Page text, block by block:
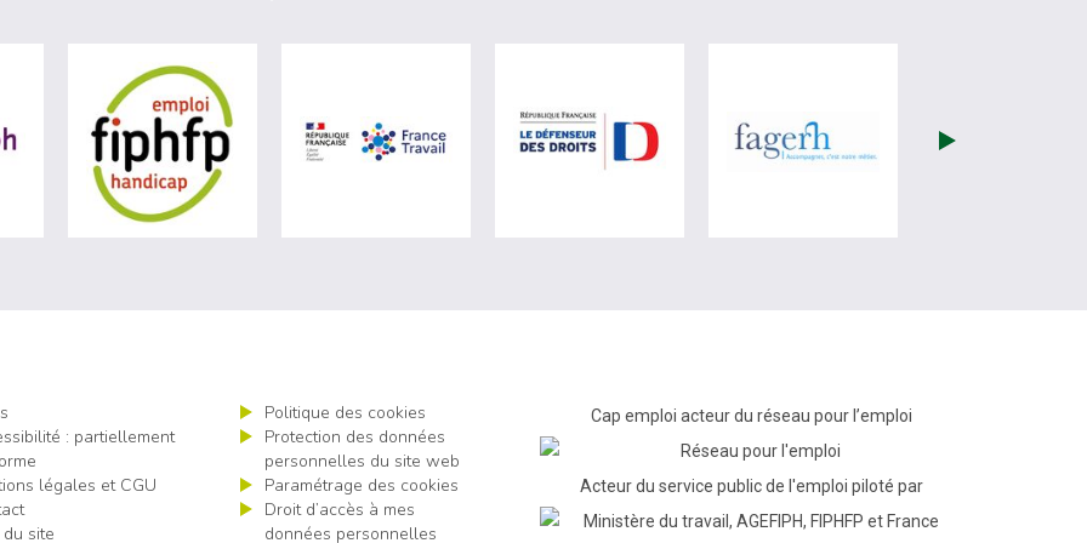
du travail (nouvelle fenêtre)
visiter les site de Agefiph (nouvelle fenêtre)visiter les site de Fiphfp (nouvelle fenêtre)visiter les site de France Travail (nouvelle fenêtre)visiter les site de Défenseur des droits (nouvelle
visiter les site de Fagerh
: partiellement
légales et CGU
site
Politique des cookies
Protection des données
personnelles du site web
Paramétrage des cookies
Droit d’accès à mes
données personnelles
Cap emploi acteur du réseau pour l’emploi
Acteur du service public de l'emploi piloté par